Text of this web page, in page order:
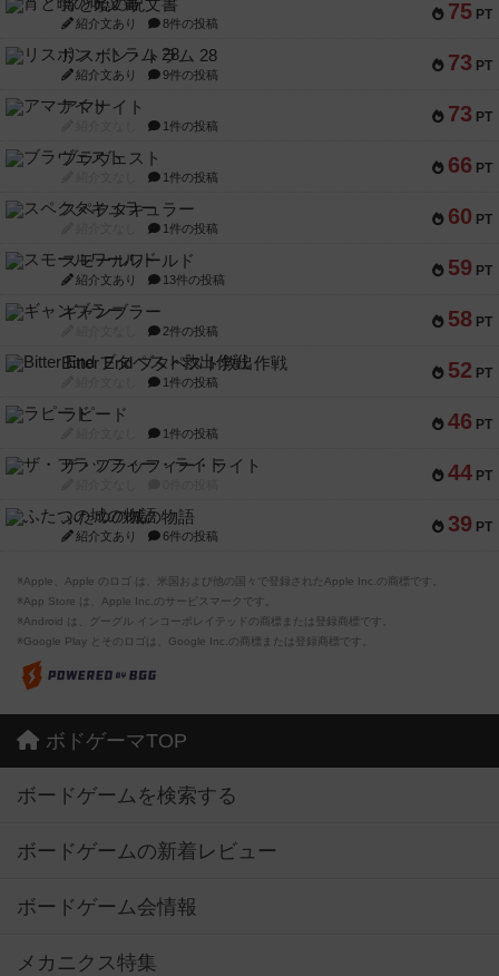
75 PT
宵と暁の呪文書
紹介文あり 8件の投稿
73 PT
リスボン・トラム 28
紹介文あり 9件の投稿
73 PT
アマナイト
1件の投稿
66 PT
ブラヴェスト
1件の投稿
60 PT
スペクタキュラー
1件の投稿
59 PT
スモールワールド
紹介文あり 13件の投稿
58 PT
ギャンブラー
2件の投稿
52 PT
Bitter End ブタペスト救出作戦
1件の投稿
46 PT
ラピード
1件の投稿
44 PT
ザ・フラッフィー・ライト
39 PT
ふたつの城の物語
紹介文あり 6件の投稿
※Apple、Apple のロゴ は、米国および他の国々で登録されたApple Inc.の商標です。
※App Store は、Apple Inc.のサービスマークです。
※Android は、グーグル インコーポレイテッドの商標または登録商標です。
※Google Play とそのロゴは、Google Inc.の商標または登録商標です。
ボドゲーマTOP
ボードゲームを検索する
ボードゲームの新着レビュー
ボードゲーム会情報
メカニクス特集